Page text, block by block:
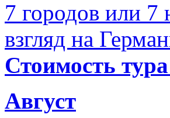
7 городов или
взгляд на
Стоимость
Август